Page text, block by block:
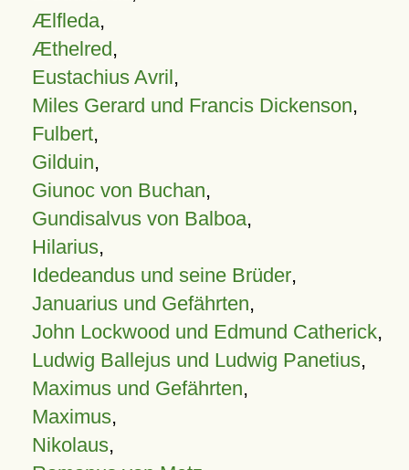
Ælfleda,
Æthelred,
Eustachius Avril,
Miles Gerard und Francis Dickenson,
Fulbert,
Gilduin,
Giunoc von Buchan,
Gundisalvus von Balboa,
Hilarius,
Idedeandus und seine Brüder,
Januarius und Gefährten,
John Lockwood und Edmund Catherick,
Ludwig Ballejus und Ludwig Panetius,
Maximus und Gefährten,
Maximus,
Nikolaus,